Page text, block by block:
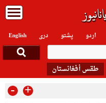
English دری پشتو اردو
طقس أفغانستان
- +